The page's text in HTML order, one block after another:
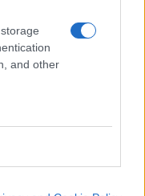
and other
28
Leggi i commenti